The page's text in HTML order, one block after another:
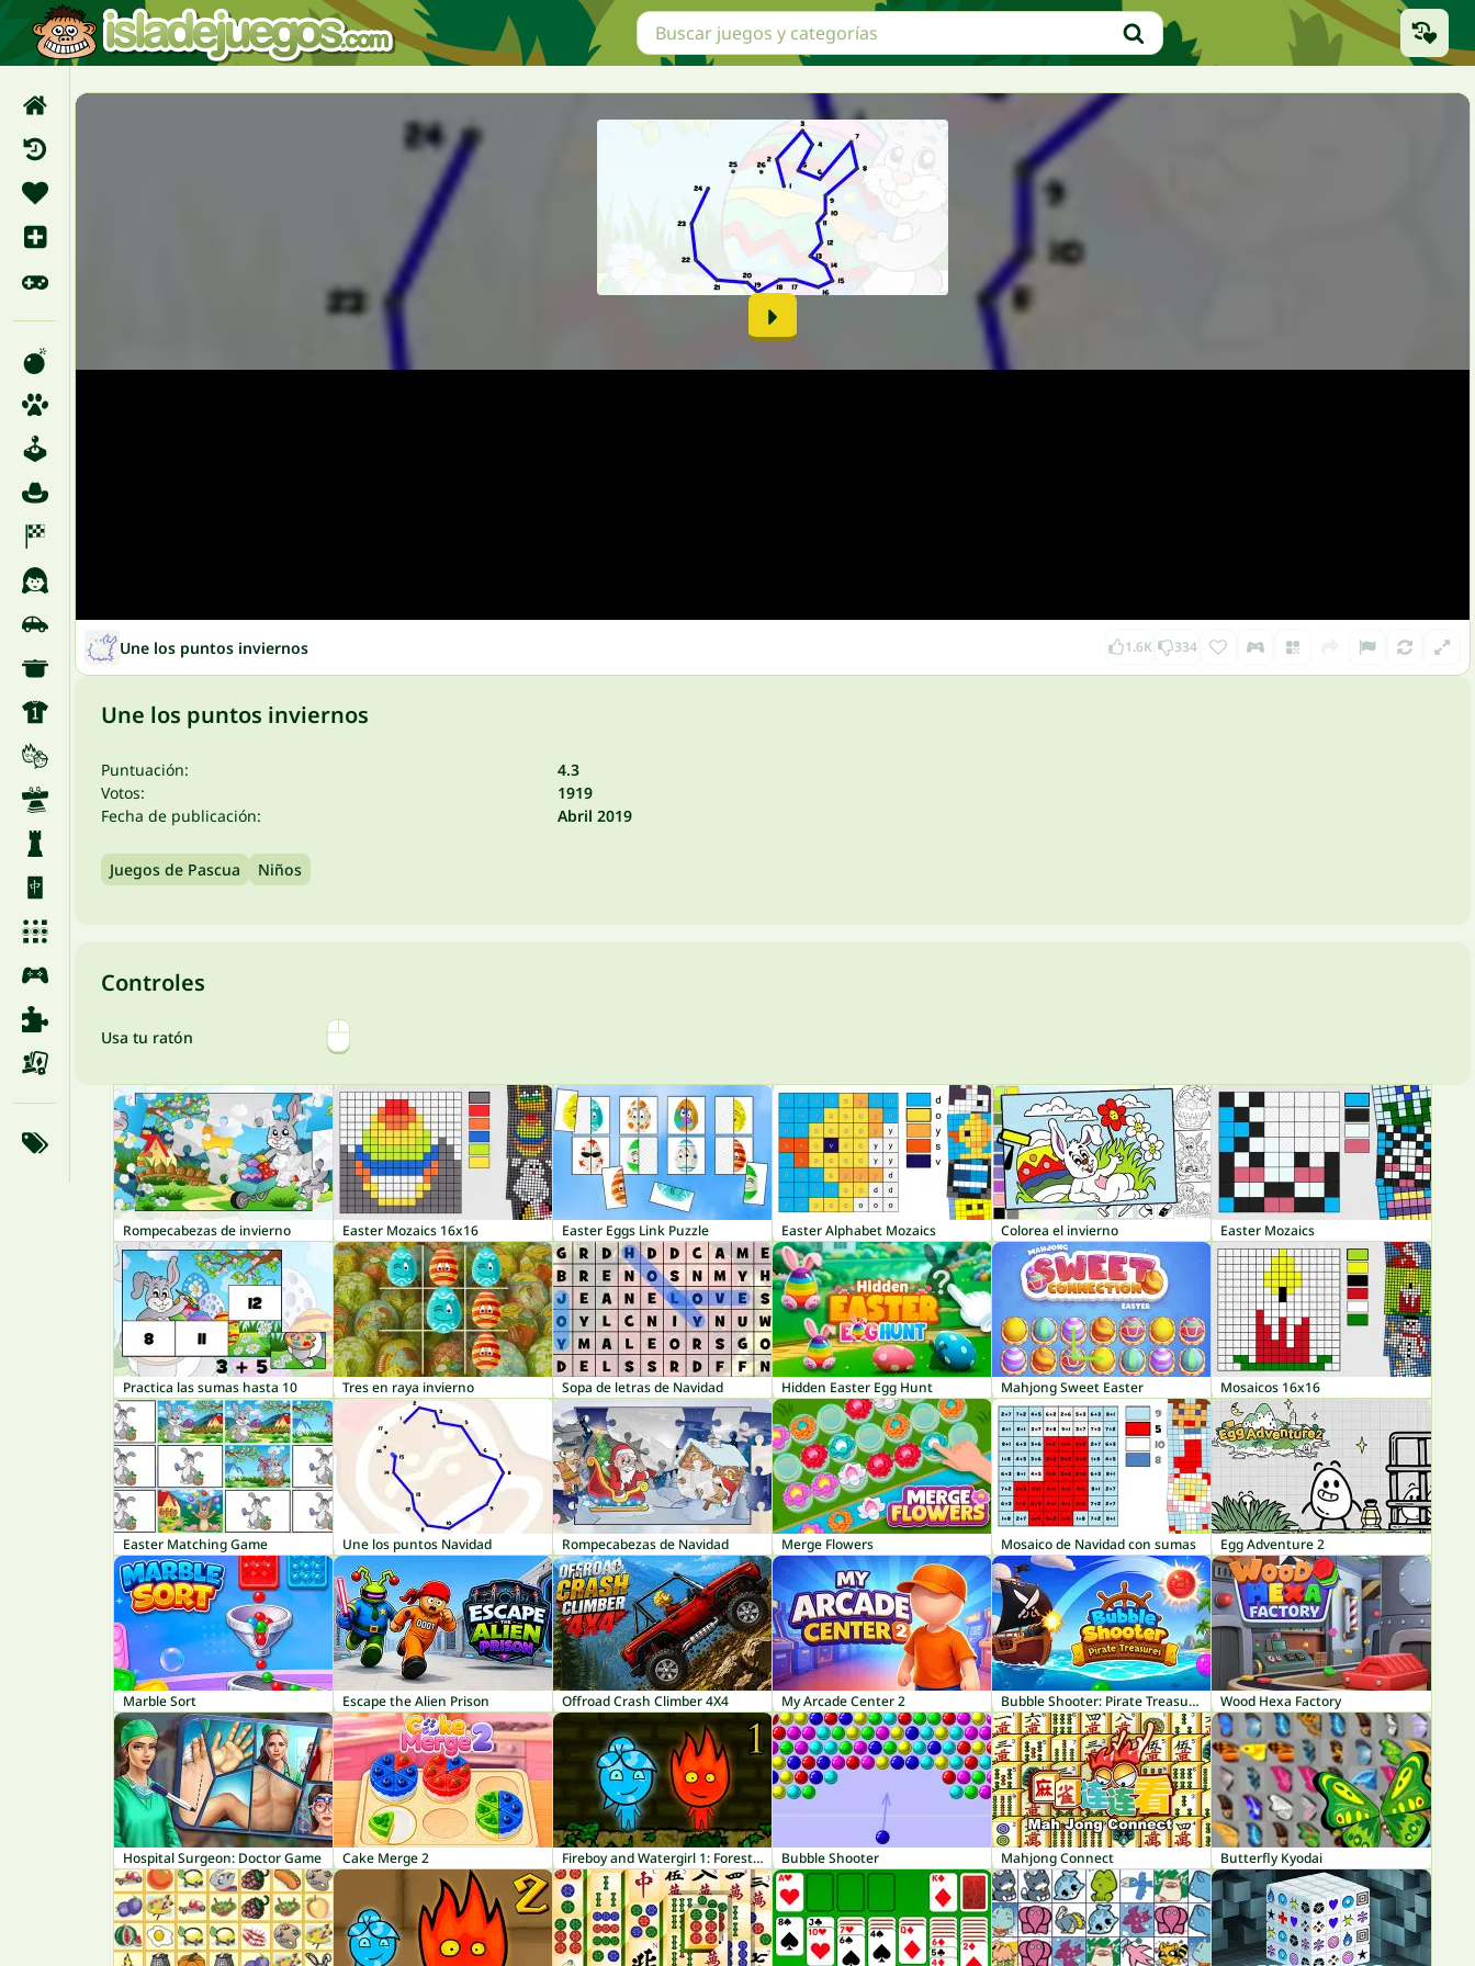
Une los puntos inviernos 1.6K 334
Une los puntos inviernos
Puntuación:
4.3
Votos:
1919
Fecha de publicación:
Abril 2019
Juegos de Pascua Niños
Controles
Usa tu ratón
Rompecabezas de invierno Easter Mozaics 16x16 Easter Eggs Link Puzzle Easter Alphabet Mozaics Colorea el invierno Easter Mozaics
Practica las sumas hasta 10 Tres en raya invierno Sopa de letras de Navidad Hidden Easter Egg Hunt Mahjong Sweet Easter Mosaicos 16x16
Easter Matching Game Une los puntos Navidad Rompecabezas de Navidad Merge Flowers Mosaico de Navidad con sumas Egg Adventure 2
Marble Sort Escape the Alien Prison Offroad Crash Climber 4X4 My Arcade Center 2 Bubble Shooter: Pirate Treasures Wood Hexa Factory
Hospital Surgeon: Doctor Game Cake Merge 2 Fireboy and Watergirl 1: Forest Temple Bubble Shooter Mahjong Connect Butterfly Kyodai